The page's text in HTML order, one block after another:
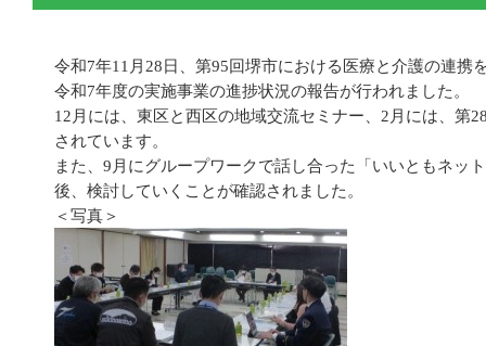
令和7年11月28日、第95回堺市における医療と介護の連携
令和7年度の実施事業の進捗状況の報告が行われました。
12月には、東区と西区の地域交流セミナー、2月には、第
されています。
また、9月にグループワークで話し合った「いいともネッ
後、検討していくことが確認されました。
＜写真＞